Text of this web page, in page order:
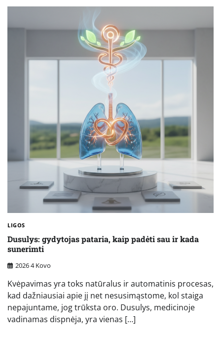
LIGOS
Dusulys: gydytojas pataria, kaip padėti sau ir kada
sunerimti
2026 4 Kovo
Kvėpavimas yra toks natūralus ir automatinis procesas,
kad dažniausiai apie jį net nesusimąstome, kol staiga
nepajuntame, jog trūksta oro. Dusulys, medicinoje
vadinamas dispnėja, yra vienas […]